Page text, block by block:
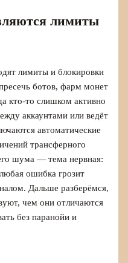
лимиты
лимиты и блокировки
ботов, фарм монет
кто‑то слишком активно
аккаунтами или ведёт
автоматические
трансферного
шума — тема нервная:
ошибка грозит
Дальше разберёмся,
чем они отличаются
без паранойи и